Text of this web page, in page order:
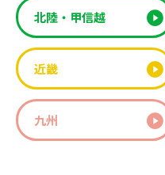
北陸・甲信越
近畿
九州